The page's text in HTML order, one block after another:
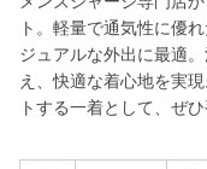
ト。軽量で通気性に優
ジュアルな外出に最適
え、快適な着心地を実
トする一着として、ぜ